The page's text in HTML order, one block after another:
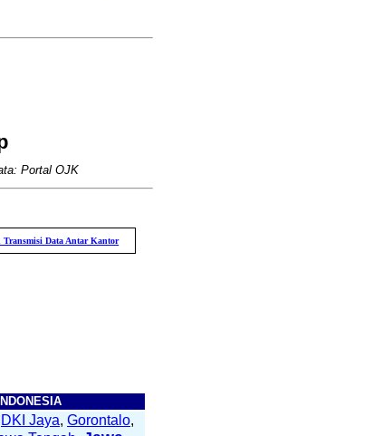
Portal OJK
Data Antar Kantor
DKI Jaya, Gorontalo,